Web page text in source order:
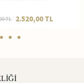
TL 2.520,00TL